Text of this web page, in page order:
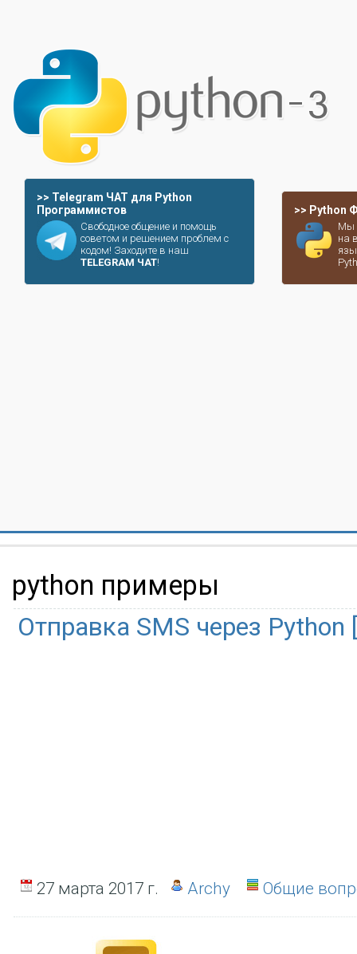
>> Telegram ЧАТ для Python
Программистов
Свободное общение и помощь
советом и решением проблем с
кодом! Заходите в наш
TELEGRAM ЧАТ!
>> Python
Мы
на
python примеры
Отправка SMS через
27 марта 2017 г. Archy Общие